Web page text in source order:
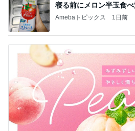
寝る前にメロン半玉食
Amebaトピックス 1日前